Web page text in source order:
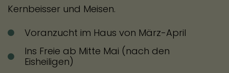
Das versiegelt den austretenden Milchsaft,
Danach sofort in eine Vase mit tiefem,
lauwarmem Wasser stellen.
Kernbeisser und Meisen.
Voranzucht im Haus von März-April
Ins Freie ab Mitte Mai (nach den
Eisheiligen)